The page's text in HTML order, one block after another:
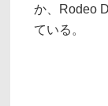
か、Rodeo
ている。